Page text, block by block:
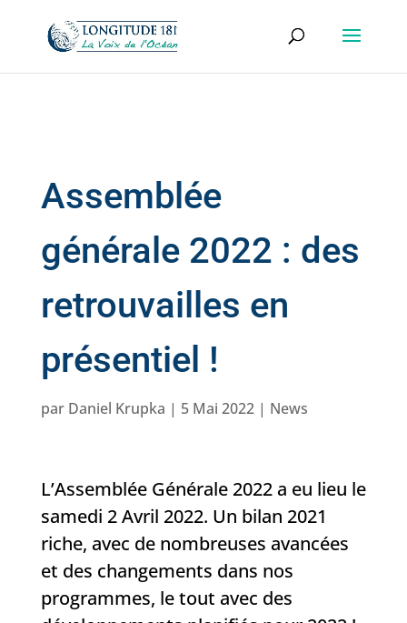
Assemblée
générale 2022 : des
retrouvailles en
présentiel !
par Daniel Krupka | 5 Mai 2022| News
L’Assemblée Générale 2022 a eu lieu le
samedi 2 Avril 2022. Un bilan 2021
riche, avec de nombreuses avancées
et des changements dans nos
programmes, le tout avec des